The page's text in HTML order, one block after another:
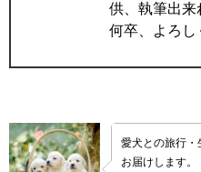
供、執筆出来
何卒、よろし
愛犬との旅行・
お届けします。